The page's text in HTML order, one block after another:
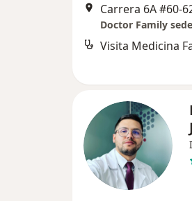
Doctor Family
Visita Medicina